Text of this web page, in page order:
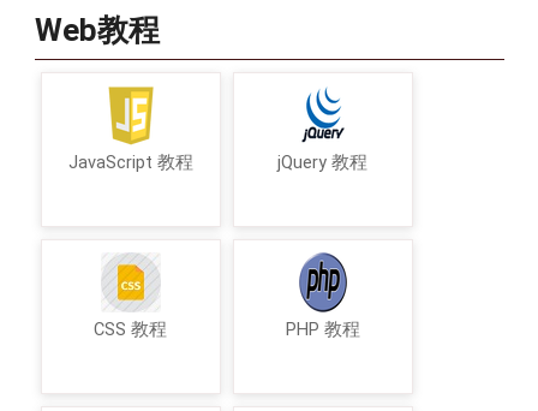
Web教程
JavaScript 教程 jQuery 教程
CSS 教程 PHP 教程